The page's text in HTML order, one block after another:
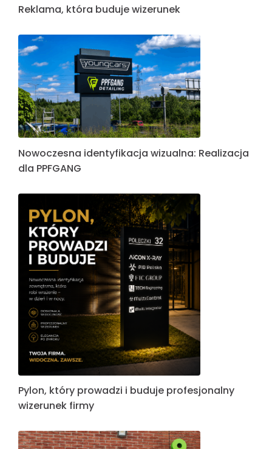
Reklama, która buduje wizerunek
Nowoczesna identyfikacja wizualna: Realizacja
dla PPFGANG
Pylon, który prowadzi i buduje profesjonalny
wizerunek firmy